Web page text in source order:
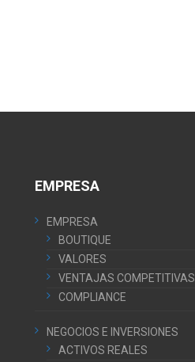
EMPRESA
EMPRESA
BOUTIQUE
VALORES
VENTAJAS COMPETITIVAS
COMPLIANCE
NEGOCIOS E INVERSIONES
ACTIVOS REALES